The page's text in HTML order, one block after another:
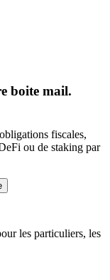
boite mail.
fiscales,
ou de staking par
les particuliers, les